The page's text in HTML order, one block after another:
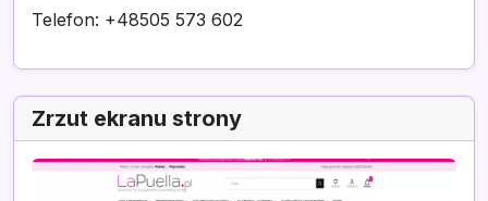
Telefon: +48505 573 602
Zrzut ekranu strony